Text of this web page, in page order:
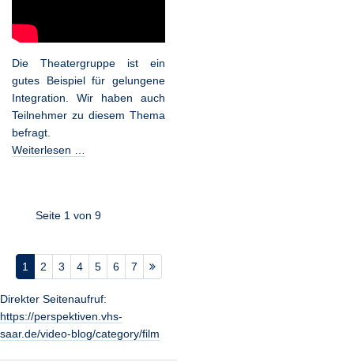
Die Theatergruppe ist ein
gutes Beispiel für gelungene
Integration. Wir haben auch
Teilnehmer zu diesem Thema
befragt.
Weiterlesen …
Seite 1 von 9
1 2 3 4 5 6 7
Direkter Seitenaufruf:
https://perspektiven.vhs-
saar.de/video-blog/category/film